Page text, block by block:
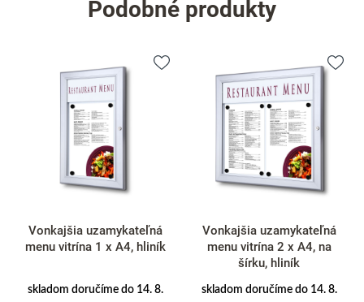
Podobné produkty
Vonkajšia uzamykateľná
menu vitrína 1 x A4, hliník
skladom doručíme do 14. 8.
Vonkajšia uzamykateľná
menu vitrína 2 x A4, na
šírku, hliník
skladom doručíme do 14. 8.